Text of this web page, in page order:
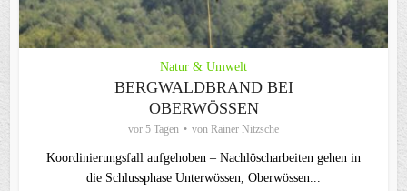
Natur & Umwelt
BERGWALDBRAND BEI
OBERWÖSSEN
vor 5 Tagen von Rainer Nitzsche
Koordinierungsfall aufgehoben – Nachlöscharbeiten gehen in
die Schlussphase Unterwössen, Oberwössen...